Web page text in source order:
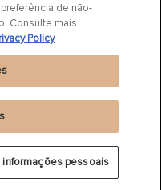
em um ou mais países.
de não-
Consulte mais
Policy
informações pessoais